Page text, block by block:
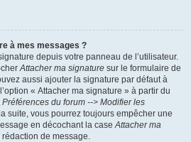
à mes messages ?
depuis votre panneau de l’utilisateur.
Attacher ma signature sur le formulaire de
aussi ajouter la signature par défaut à
« Attacher ma signature » à partir du
Préférences du forum --> Modifier les
suite, vous pourrez toujours empêcher une
en décochant la caseAttacher ma
de message.